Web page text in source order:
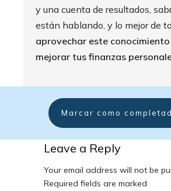
y una cuenta de resultados,
están hablando, y lo mejor de
aprovechar este
mejorar tus finanzas
Marcar como
Leave a Reply
Your email address will not be
Required fields are marked